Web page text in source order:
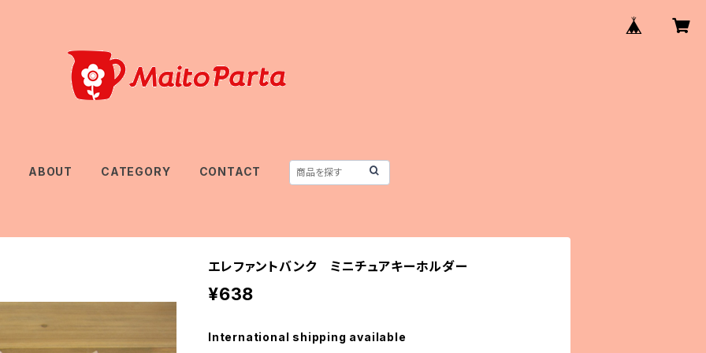
ABOUT CATEGORY CONTACT
エレファントバンク ミニチュアキーホルダー
¥638
International shipping available